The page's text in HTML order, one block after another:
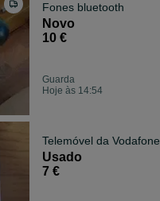
Fones bluetooth
Novo
10 €
Guarda
Hoje às 14:54
Telemóvel da Vodafone
Usado
7 €